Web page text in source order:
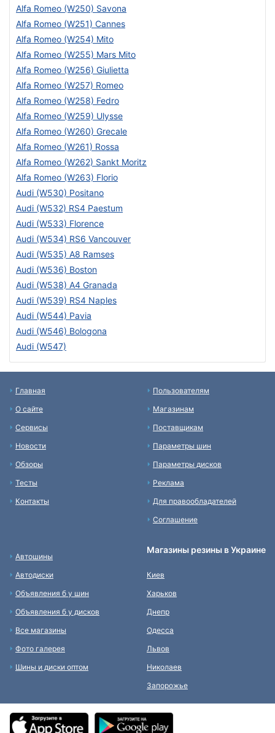
Alfa Romeo (W250) Savona
Alfa Romeo (W251) Cannes
Alfa Romeo (W254) Mito
Alfa Romeo (W255) Mars Mito
Alfa Romeo (W256) Giulietta
Alfa Romeo (W257) Romeo
Alfa Romeo (W258) Fedro
Alfa Romeo (W259) Ulysse
Alfa Romeo (W260) Grecale
Alfa Romeo (W261) Rossa
Alfa Romeo (W262) Sankt Moritz
Alfa Romeo (W263) Florio
Audi (W530) Positano
Audi (W532) RS4 Paestum
Audi (W533) Florence
Audi (W534) RS6 Vancouver
Audi (W535) A8 Ramses
Audi (W536) Boston
Audi (W538) A4 Granada
Audi (W539) RS4 Naples
Audi (W544) Pavia
Audi (W546) Bologona
Audi (W547)
Главная
О сайте
Сервисы
Новости
Обзоры
Тесты
Контакты
Пользователям
Магазинам
Поставщикам
Параметры шин
Параметры дисков
Реклама
Для правообладателей
Соглашение
Автошины
Автодиски
Объявления б у шин
Объявления б у дисков
Все магазины
Фото галерея
Шины и диски оптом
Магазины резины в Украине
Киев
Харьков
Днепр
Одесса
Львов
Николаев
Запорожье